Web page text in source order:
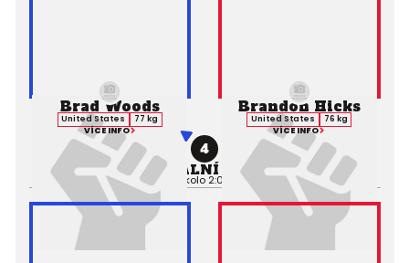
Brad Woods
United States
77 kg
VÍCE INFO
4
PROFESIONÁLNÍ ZÁPAS MMA
Výsledek:TKO (Punches), 1. kolo 2:02, Rozhodčí: Gary Copeland
Brandon Hicks
United States
76 kg
VÍCE INFO